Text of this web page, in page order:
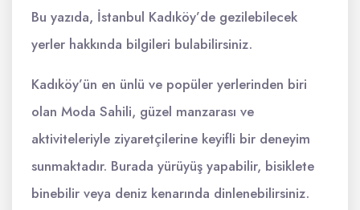
Bu yazıda, İstanbul Kadıköy’de gezilebilecek
yerler hakkında bilgileri bulabilirsiniz.
Kadıköy’ün en ünlü ve popüler yerlerinden biri
olan Moda Sahili, güzel manzarası ve
aktiviteleriyle ziyaretçilerine keyifli bir deneyim
sunmaktadır. Burada yürüyüş yapabilir, bisiklete
binebilir veya deniz kenarında dinlenebilirsiniz.